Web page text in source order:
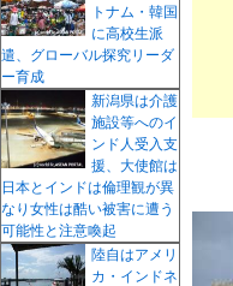
トナム・韓国
に高校生派
遣、グローバル探究リーダ
ー育成
新潟県は介護
施設等へのイ
ンド人受入支
援、大使館は
日本とインドは倫理観が異
なり女性は酷い被害に遭う
可能性と注意喚起
陸自はアメリ
カ・インドネ